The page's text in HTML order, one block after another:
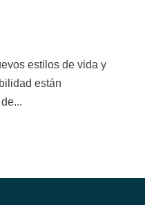
estilos de vida y
están